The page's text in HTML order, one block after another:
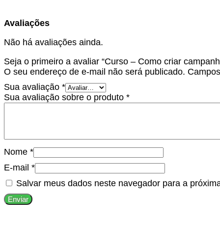
Avaliações
Não há avaliações ainda.
Seja o primeiro a avaliar “Curso – Como criar
O seu endereço de e-mail não será publicado.
Sua avaliação *
Sua avaliação sobre o produto *
Nome *
E-mail *
Salvar meus dados neste navegador para a